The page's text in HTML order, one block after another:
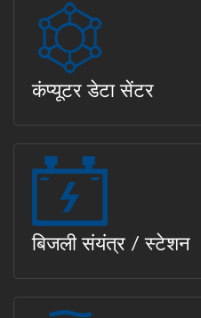
कंप्यूटर डेटा सेंटर
बिजली संयंत्र / स्टेशन